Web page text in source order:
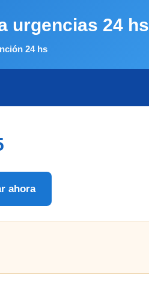
urgencias 24 hs
24 hs
ahora